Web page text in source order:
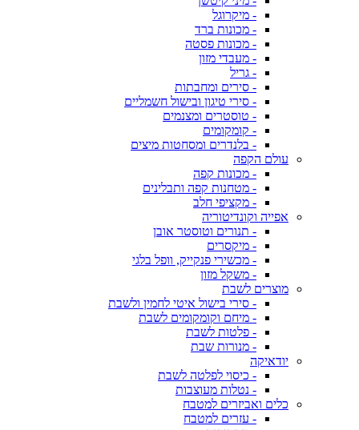
- מיקרוגל
- מכונות ברד
- מכונות פסטה
- מעבדי מזון
- גריל
- סירים ומחבתות
- סירי טיגון ובישול חשמליים
- טוסטרים ומצנמים
- קומקומים
- בלנדרים ומסחטות מיצים
עולם הקפה
- מכונות קפה
- מטחנות קפה ותבלינים
- מקציפי חלב
אפייה וקונדיטוריה
- תנורים וטוסטר אובן
- מיקסרים
- מכשירי פנקייק, וופל בלגי
- משקל מזון
מוצרים לשבת
- סירי בישול איטי לחמין ולשבת
- מיחם וקומקומים לשבת
- פלטות לשבת
- מנורות שבת
יודאיקה
- כיסוי לפלטה לשבת
- נטלות מעוצבות
כלים ואביזרים למטבח
- עזרים למטבח